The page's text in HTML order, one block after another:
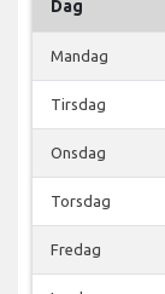
Dag
Mandag
Tirsdag
Onsdag
Torsdag
Fredag